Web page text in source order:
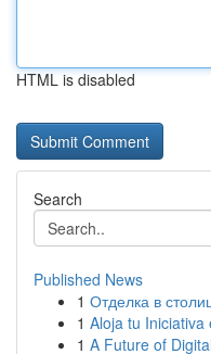
HTML is disabled
Search
Published News
1 Отделка в
1 Aloja tu Iniciativa
1 A Future of